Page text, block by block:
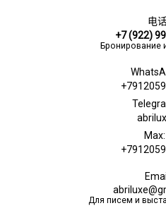
电
+7 (922)
Бронирование
Max:
Для писем и